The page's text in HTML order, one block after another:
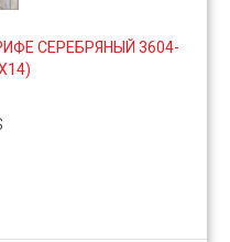
СЕРЕБРЯНЫЙ 3604-